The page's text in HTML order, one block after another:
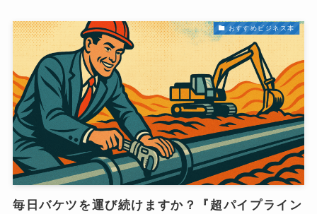
おすすめビジネス本
毎日バケツを運び続けますか？『超パイプライン